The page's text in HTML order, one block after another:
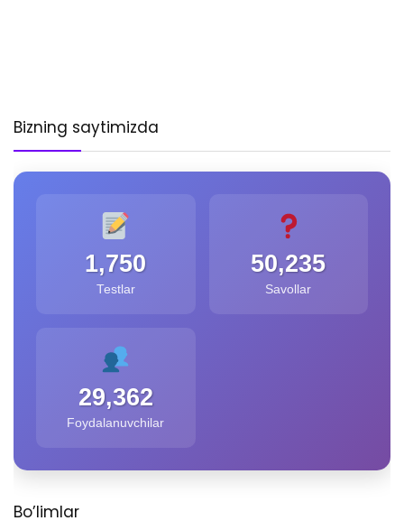
Bizning saytimizda
1,750
Testlar
50,235
Savollar
29,362
Foydalanuvchilar
Bo’limlar